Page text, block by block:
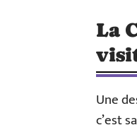
La
Une
c’est